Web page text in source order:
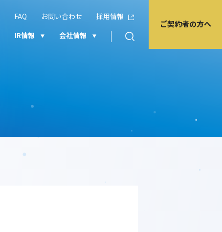
IR情報 会社情報
ご契約者の方へ
FAQ お問い合わせ 採用情報